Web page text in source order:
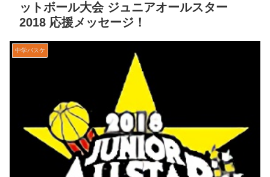
ットボール大会 ジュニアオールスター
2018 応援メッセージ！
中学バスケ